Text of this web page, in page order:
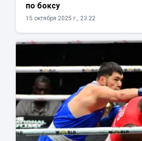
по боксу
15 октября 2025 г., 23:22